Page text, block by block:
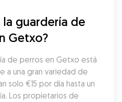
la guardería de
Getxo?
de perros en Getxo está
a una gran variedad de
solo €15 por día hasta un
Los propietarios de